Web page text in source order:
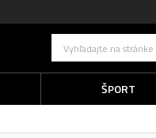
Vyhľadajte na stránke
ŠPORT